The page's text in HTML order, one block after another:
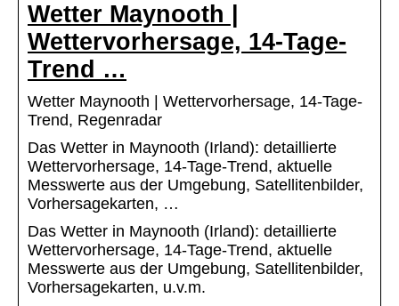
Wetter Maynooth |
Wettervorhersage, 14-Tage-
Trend …
Wetter Maynooth | Wettervorhersage, 14-Tage-
Trend, Regenradar
Das Wetter in Maynooth (Irland): detaillierte
Wettervorhersage, 14-Tage-Trend, aktuelle
Messwerte aus der Umgebung, Satellitenbilder,
Vorhersagekarten, …
Das Wetter in Maynooth (Irland): detaillierte
Wettervorhersage, 14-Tage-Trend, aktuelle
Messwerte aus der Umgebung, Satellitenbilder,
Vorhersagekarten, u.v.m.